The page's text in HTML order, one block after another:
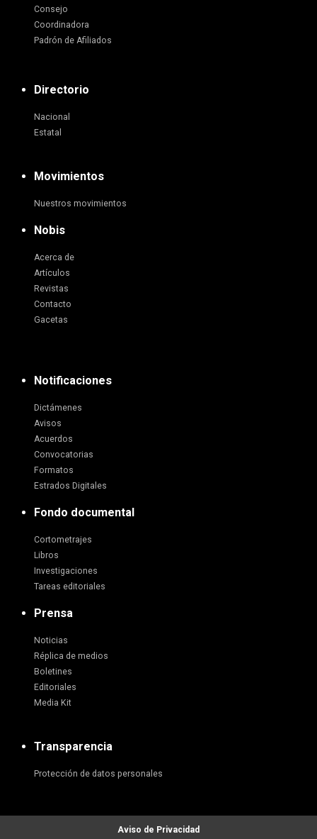
Consejo
Coordinadora
Padrón de Afiliados
Directorio
Nacional
Estatal
Movimientos
Nuestros movimientos
Nobis
Acerca de
Artículos
Revistas
Contacto
Gacetas
Notificaciones
Dictámenes
Avisos
Acuerdos
Convocatorias
Formatos
Estrados Digitales
Fondo documental
Cortometrajes
Libros
Investigaciones
Tareas editoriales
Prensa
Noticias
Réplica de medios
Boletines
Editoriales
Media Kit
Transparencia
Protección de datos personales
Aviso de Privacidad